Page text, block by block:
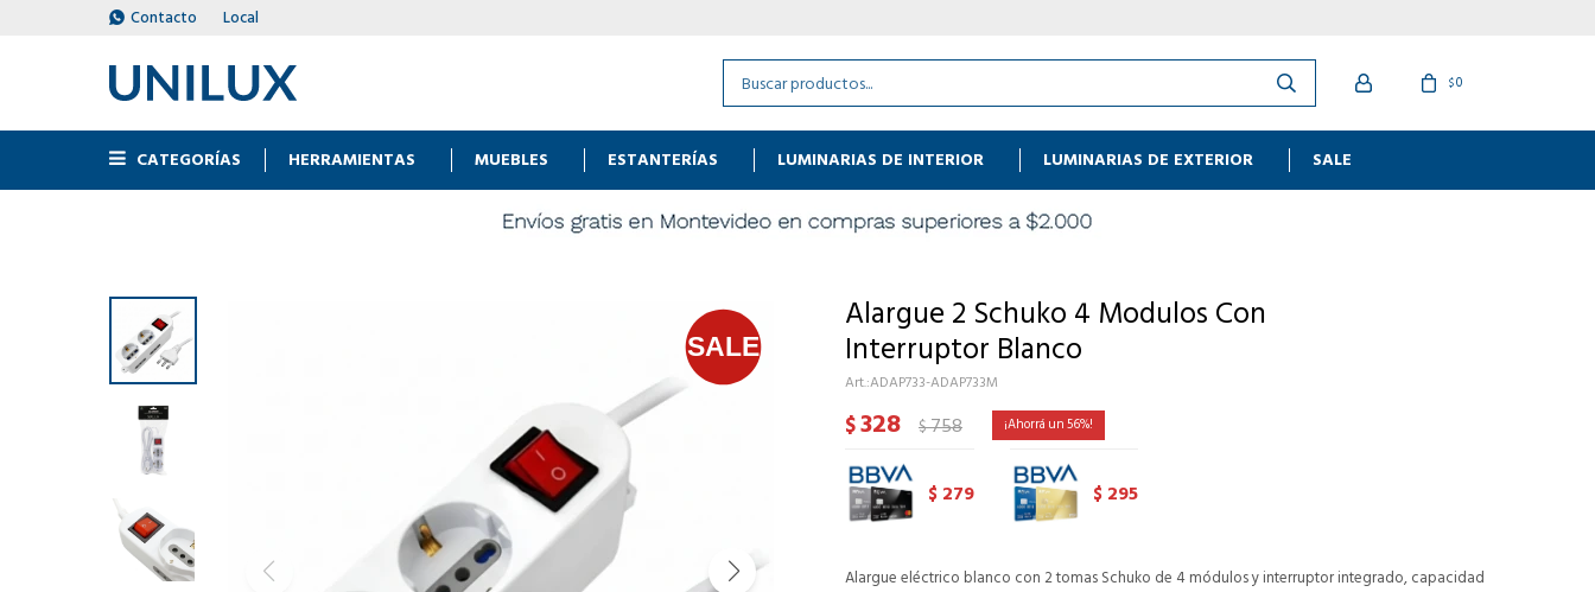
CATEGORÍAS HERRAMIENTAS MUEBLES ESTANTERÍAS LUMINARIAS DE INTERIOR LUMINARIAS DE EXTERIOR SALE
$0
Contacto Local
Alargue 2 Schuko 4 Modulos Con
Interruptor Blanco
ADAP733-ADAP733M
$328 $758 56
$ 279 $ 295
Alargue eléctrico blanco con 2 tomas Schuko de 4 módulos y interruptor integrado, capacidad